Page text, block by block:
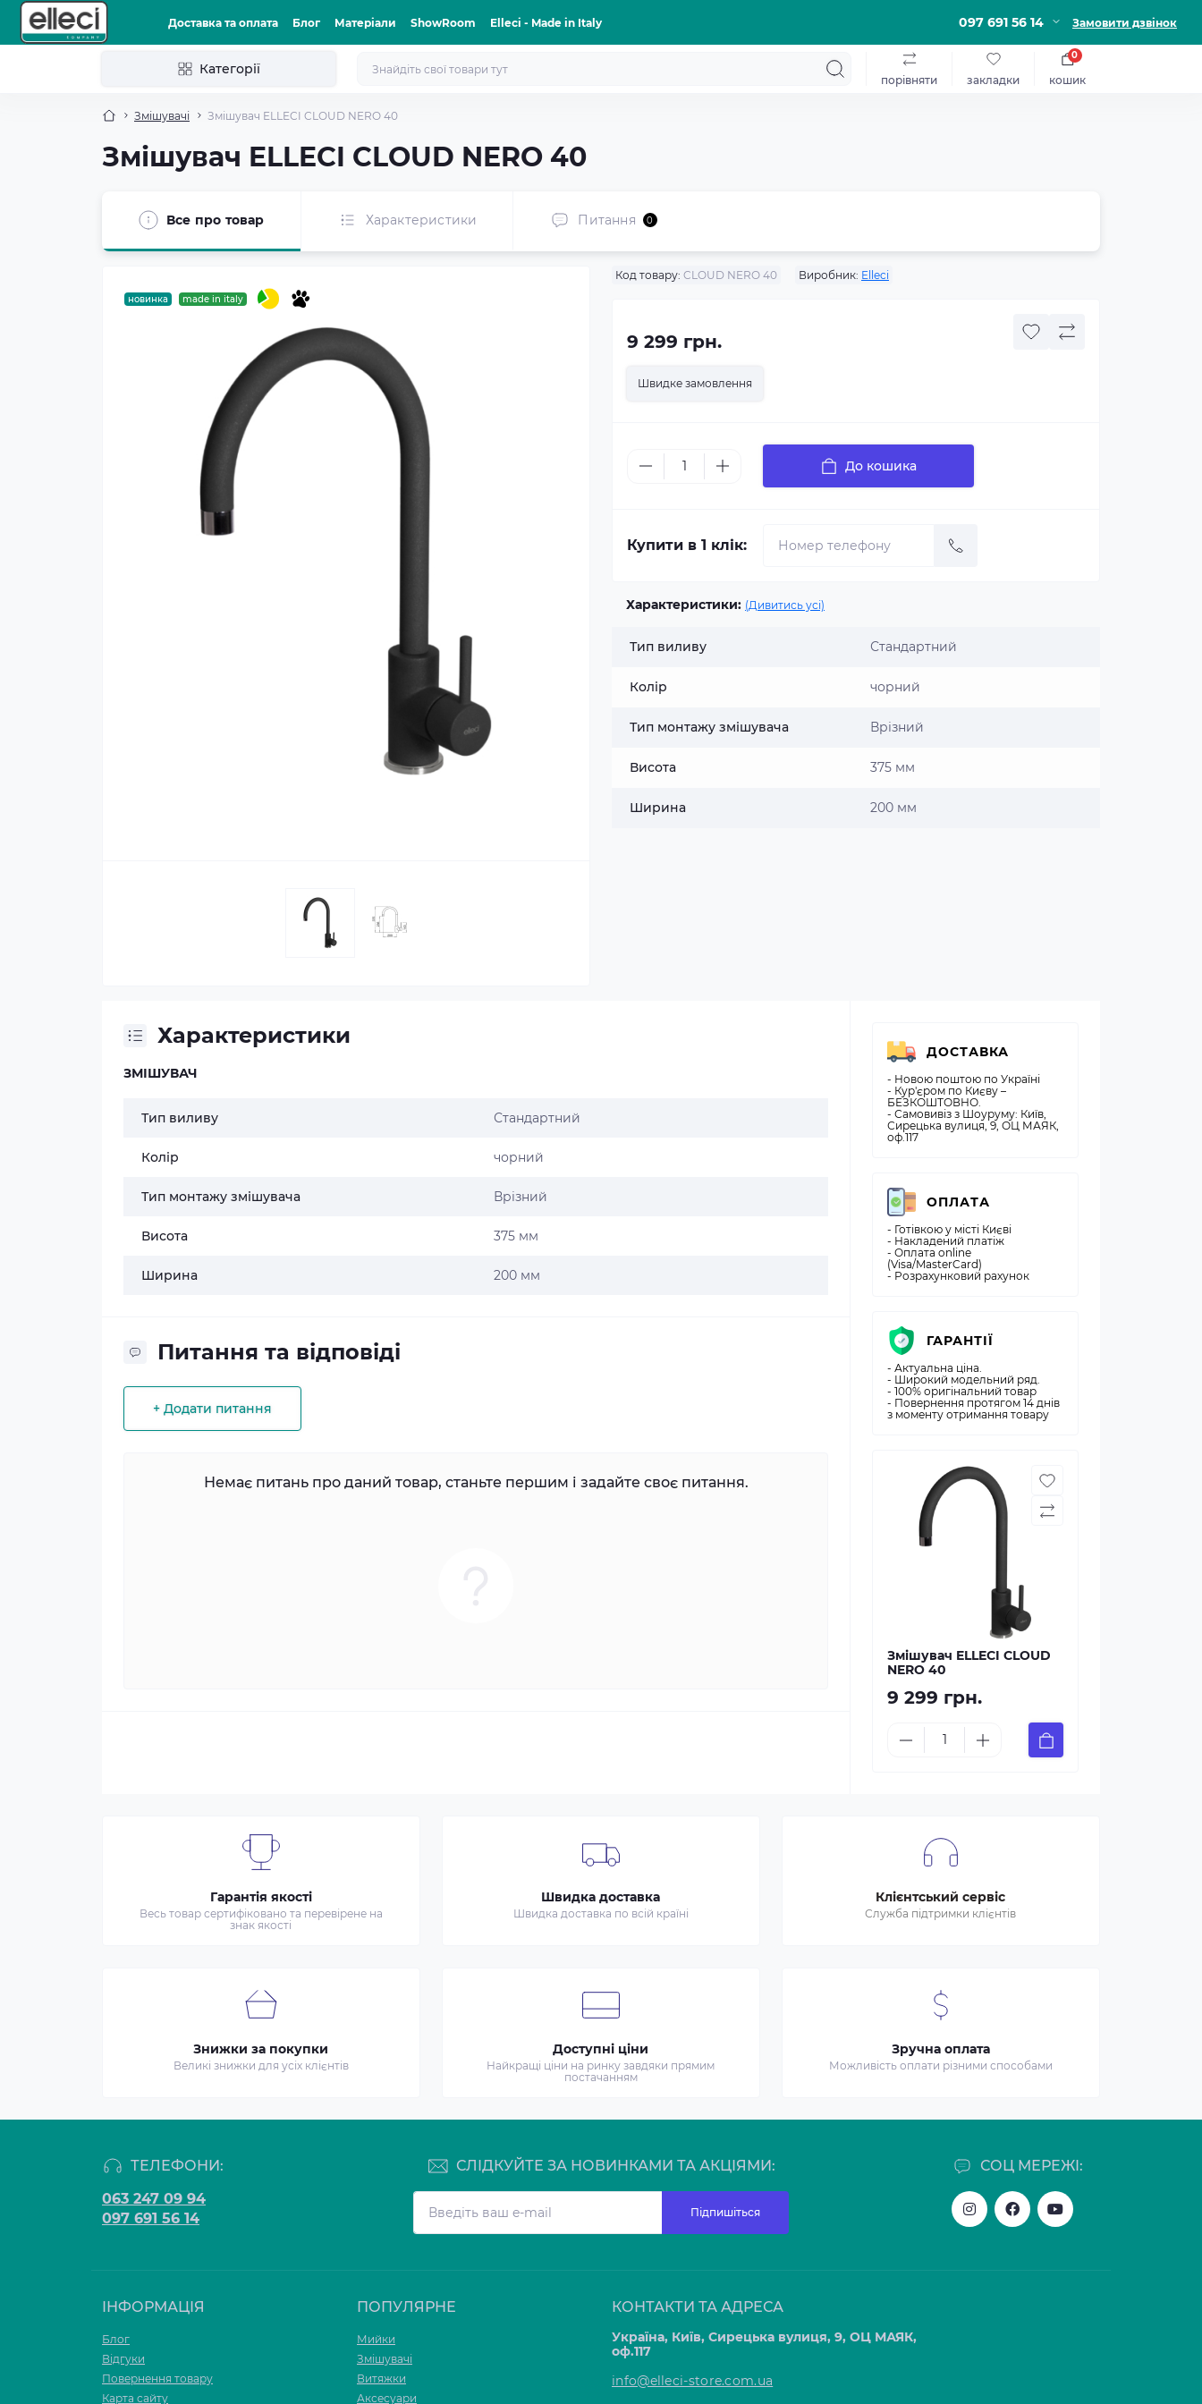
Доставка та оплата Блог Матеріали ShowRoom Elleci - Made in Italy 097 691 56 14 Замовити дзвінок
Категорії
порівняти закладки кошик
0
Змішувачі Змішувач ELLECI CLOUD NERO 40
Змішувач ELLECI CLOUD NERO 40
Все про товар Характеристики Питання 0
новинка made in italy
Код товару: CLOUD NERO 40 Виробник: Elleci
9 299 грн.
Швидке замовлення
До кошика
Купити в 1 клік:
Характеристики: (Дивитись усі)
Тип виливу Стандартний
Колір чорний
Тип монтажу змішувача Врізний
Висота 375 мм
Ширина 200 мм
Характеристики
ЗМІШУВАЧ
Тип виливу Стандартний
Колір чорний
Тип монтажу змішувача Врізний
Висота 375 мм
Ширина 200 мм
Питання та відповіді
+ Додати питання
Немає питань про даний товар, станьте першим і задайте своє питання.
ДОСТАВКА
- Новою поштою по Україні
- Кур'єром по Києву –
БЕЗКОШТОВНО.
- Самовивіз з Шоуруму: Київ,
Сирецька вулиця, 9, ОЦ МАЯК,
оф.117
ОПЛАТА
- Готівкою у місті Києві
- Накладений платіж
- Оплата online
(Visa/MasterCard)
- Розрахунковий рахунок
ГАРАНТІЇ
- Актуальна ціна.
- Широкий модельний ряд.
- 100% оригінальний товар
- Повернення протягом 14 днів
з моменту отримання товару
Змішувач ELLECI CLOUD
NERO 40
9 299 грн.
Гарантія якості
Весь товар сертифіковано та перевірене на
знак якості
Швидка доставка
Швидка доставка по всій країні
Клієнтський сервіс
Служба підтримки клієнтів
Знижки за покупки
Великі знижки для усіх клієнтів
Доступні ціни
Найкращі ціни на ринку завдяки прямим
постачанням
Зручна оплата
Можливість оплати різними способами
ТЕЛЕФОНИ:
063 247 09 94
097 691 56 14
СОЦ МЕРЕЖІ:
СЛІДКУЙТЕ ЗА НОВИНКАМИ ТА АКЦІЯМИ:
Підпишіться
ІНФОРМАЦІЯ
Блог
Відгуки
Повернення товару
Карта сайту
ПОПУЛЯРНЕ
Мийки
Змішувачі
Витяжки
Аксесуари
КОНТАКТИ ТА АДРЕСА
Україна, Київ, Сирецька вулиця, 9, ОЦ МАЯК,
оф.117
info@elleci-store.com.ua